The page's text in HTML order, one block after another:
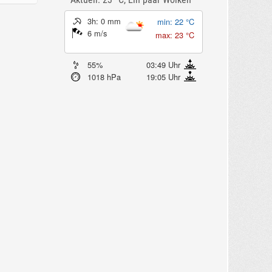
3h: 0 mm
6 m/s
min: 22 °C
max: 23 °C
55%
03:49 Uhr
1018 hPa
19:05 Uhr